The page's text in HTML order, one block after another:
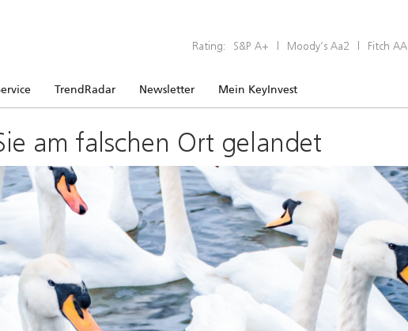
Rating: S&P A+ | Moody’s Aa2 | Fitch AA
TrendRadar Newsletter Mein KeyInvest
am falschen Ort gelandet